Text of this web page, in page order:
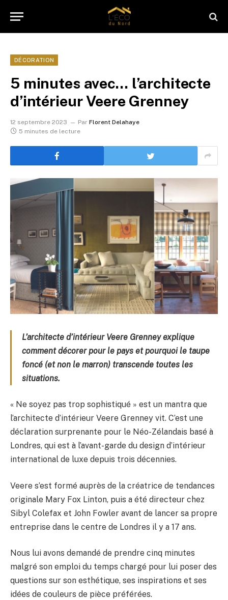
DÉCORATION
5 minutes avec… l’architecte
d’intérieur Veere Grenney
12 septembre 2023 Par Florent Delahaye
5 minutes de lecture
L’architecte d’intérieur Veere Grenney explique
comment décorer pour le pays et pourquoi le taupe
foncé (et non le marron) transcende toutes les
situations.
« Ne soyez pas trop sophistiqué » est un mantra que
l’architecte d’intérieur Veere Grenney vit. C’est une
déclaration surprenante pour le Néo-Zélandais basé à
Londres, qui est à l’avant-garde du design d’intérieur
international de luxe depuis trois décennies.
Veere s’est formé auprès de la créatrice de tendances
originale Mary Fox Linton, puis a été directeur chez
Sibyl Colefax et John Fowler avant de lancer sa propre
entreprise dans le centre de Londres il y a 17 ans.
Nous lui avons demandé de prendre cinq minutes
malgré son emploi du temps chargé pour lui poser des
questions sur son esthétique, ses inspirations et ses
idées de couleurs de pièce préférées.